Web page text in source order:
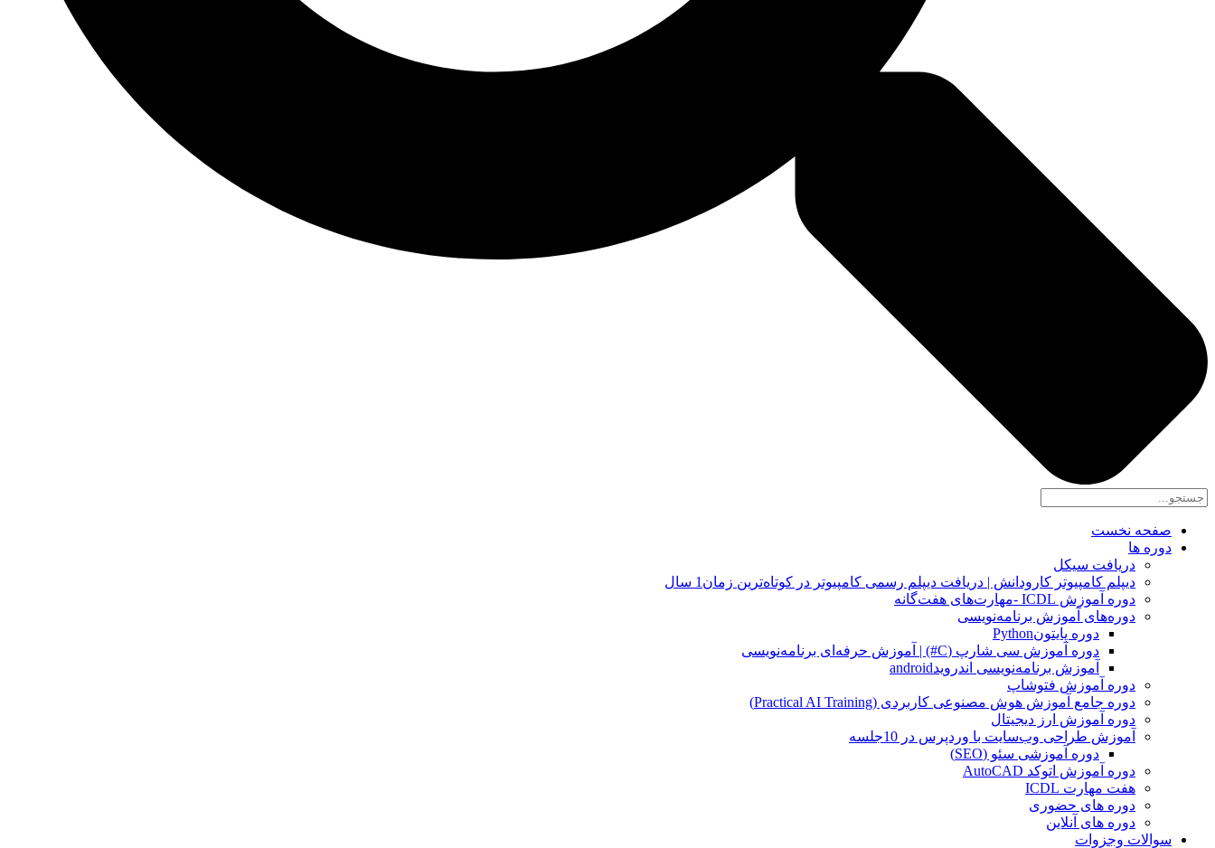
صفحه نخست
دوره ها
دریافت سیکل
دیپلم کامپیوتر کارودانش | دریافت دیپلم رسمی کامپیوتر در کوتاه‌ترین زمان1 سال
دوره آموزش ICDL -مهارت‌های هفت‌گانه
دوره‌های آموزش برنامه‌نویسی
دوره پایتونPython
دوره آموزش سی شارپ (C#) | آموزش حرفه‌ای برنامه‌نویسی
آموزش برنامه‌نویسی اندرویدandroid
دوره آموزش فتوشاپ
دوره جامع آموزش هوش مصنوعی کاربردی (Practical AI Training)
دوره آموزش ارز دیجیتال
آموزش طراحی وب‌سایت با وردپرس در 10جلسه
دوره آموزشی سئو (SEO)
دوره آموزش اتوکد AutoCAD
هفت مهارت ICDL
دوره های حضوری
دوره های آنلاین
سوالات وجزوات